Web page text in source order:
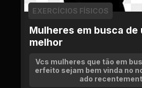
Mulheres em busca de
melhor
EXERCÍCIOS FÍSICOS
Vcs mulheres que tão em
erfeito sejam bem vinda no
ado